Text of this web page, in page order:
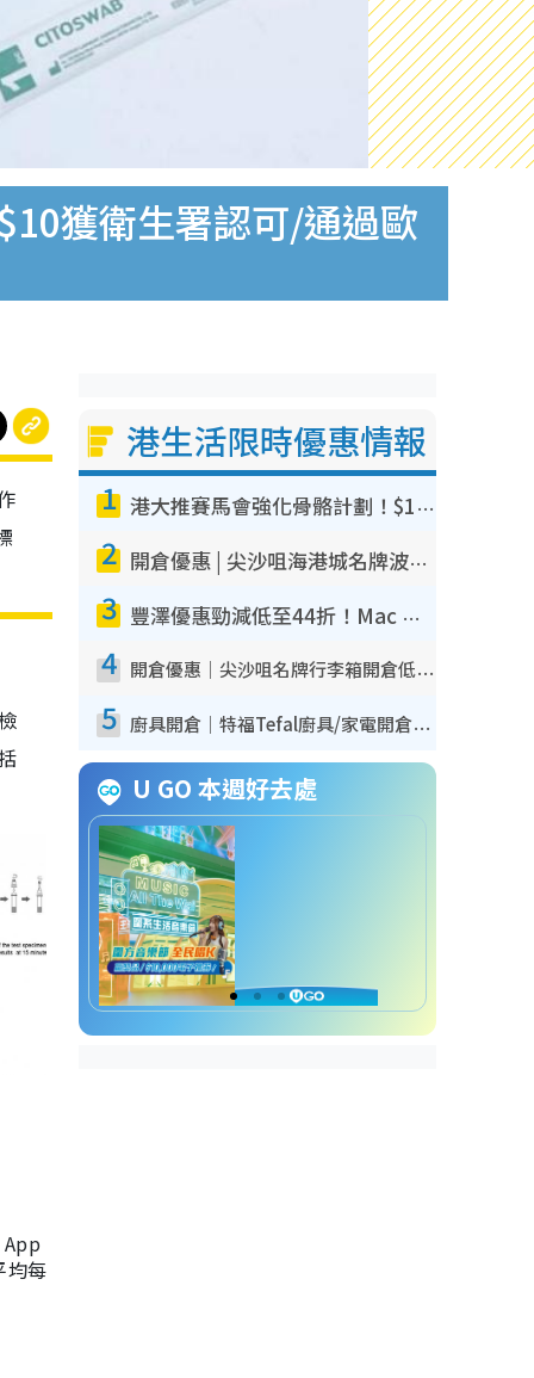
獲衛生署認可/通過歐
均每
港生活限時優惠情報
1 港大推賽馬會強化骨骼計劃！$100骨質密度X光檢查 完成免費運動訓練送超市禮券！附參加資格
2 開倉優惠 | 尖沙咀海港城名牌波鞋開倉低至1折！On鞋$899起／Joy&Peace鞋履$98起
3 豐澤優惠勁減低至44折！Mac mini/iPhone17Pro大減價！廚房家電$220起
4 開倉優惠｜尖沙咀名牌行李箱開倉低至4折！一連5日 American Tourister/ace./Hallmark $200起！
5 廚具開倉｜特福Tefal廚具/家電開倉低至3折！$220起買平底鍋/炒鑊/湯煲！電飯煲/吸塵機/燙斗$418起
U GO 本週好去處